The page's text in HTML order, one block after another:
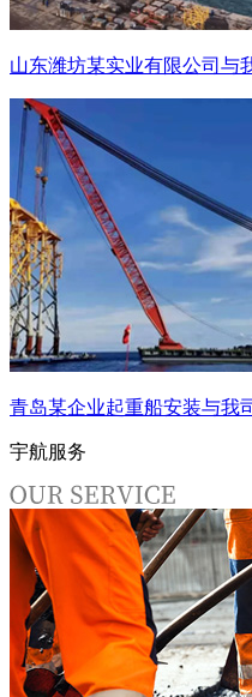
山东潍坊某实业有限公司与
青岛某企业起重船安装与我
宇航服务